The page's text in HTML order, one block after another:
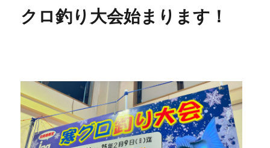
ー
クロ釣り大会始まります！